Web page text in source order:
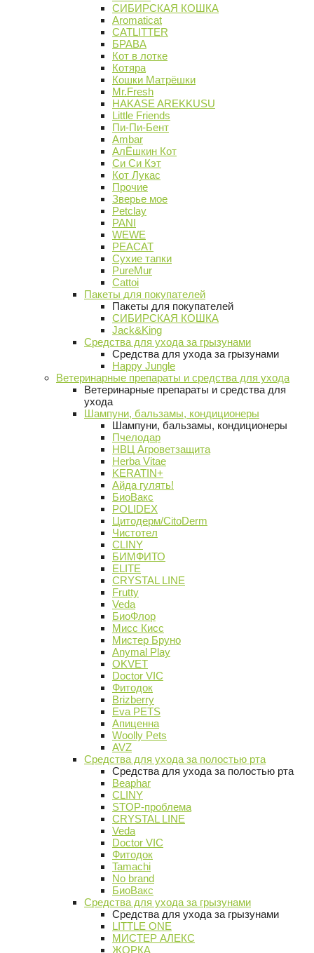
СИБИРСКАЯ КОШКА
Aromaticat
CATLITTER
БРАВА
Кот в лотке
Котяра
Кошки Матрёшки
Mr.Fresh
HAKASE AREKKUSU
Little Friends
Пи-Пи-Бент
Ambar
АлЁшкин Кот
Си Си Кэт
Кот Лукас
Прочие
Зверье мое
Petclay
PANI
WEWE
PEACAT
Сухие тапки
PureMur
Cattoi
Пакеты для покупателей
Пакеты для покупателей
СИБИРСКАЯ КОШКА
Jack&King
Средства для ухода за грызунами
Средства для ухода за грызунами
Happy Jungle
Ветеринарные препараты и средства для ухода
Ветеринарные препараты и средства для
ухода
Шампуни, бальзамы, кондиционеры
Шампуни, бальзамы, кондиционеры
Пчелодар
НВЦ Агроветзащита
Herba Vitae
KERATIN+
Айда гулять!
БиоВакс
POLIDEX
Цитодерм/CitoDerm
Чистотел
CLINY
БИМФИТО
ELITE
CRYSTAL LINE
Frutty
Veda
БиоФлор
Мисс Кисс
Мистер Бруно
Anymal Play
OKVET
Doctor VIC
Фитодок
Brizberry
Eva PETS
Апиценна
Woolly Pets
AVZ
Средства для ухода за полостью рта
Средства для ухода за полостью рта
Beaphar
CLINY
STOP-проблема
CRYSTAL LINE
Veda
Doctor VIC
Фитодок
Tamachi
No brand
БиоВакс
Средства для ухода за грызунами
Средства для ухода за грызунами
LITTLE ONE
МИСТЕР АЛЕКС
ЖОРКА